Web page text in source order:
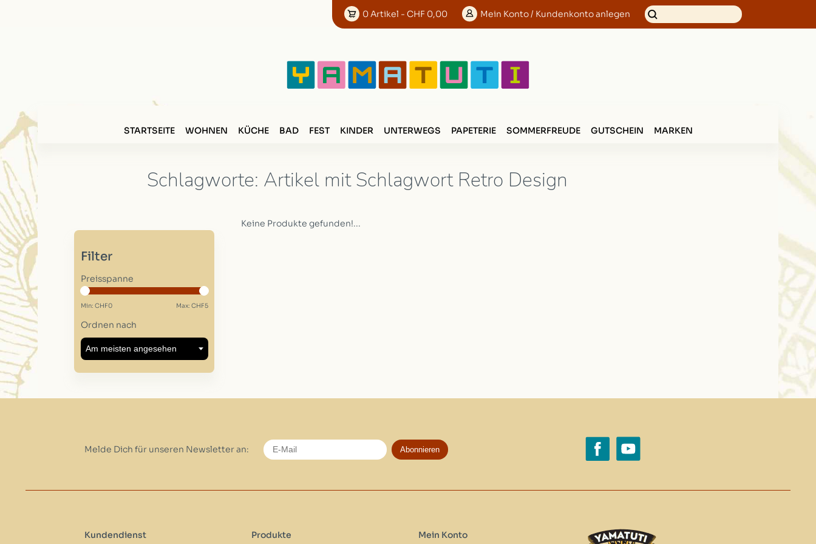
0Artikel - CHF 0,00 Mein Konto/ Kundenkonto anlegen
STARTSEITE WOHNEN KÜCHE BAD FEST KINDER UNTERWEGS PAPETERIE SOMMERFREUDE GUTSCHEIN MARKEN
Schlagworte: Artikel mit Schlagwort Retro Design
Filter
Preisspanne
Min: CHF0 Max: CHF5
Ordnen nach
Keine Produkte gefunden!...
Melde Dich für unseren Newsletter an: Abonnieren
Kundendienst
Produkte
Mein Konto